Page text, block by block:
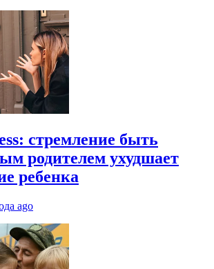
стремление быть
родителем ухудшает
ребенка
ago